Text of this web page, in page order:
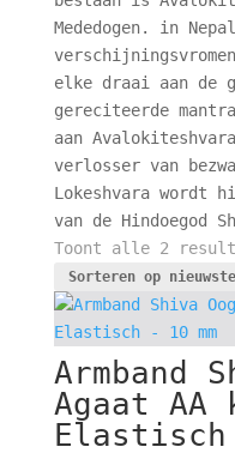
Mededogen. in
elke draai aan de
gereciteerde mantra
aan
verlosser van
Lokeshvara wordt
van de Hindoegod
Toont alle 2
Armband
Agaat
Elastisch